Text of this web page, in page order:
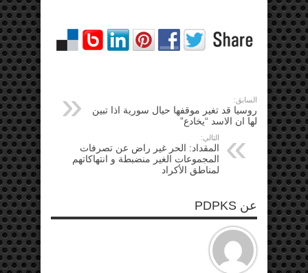
السابق:
روسيا قد تغير موقفها حيال سورية اذا تبين
لها ان الاسد “يخادع”
التالي:
المقداد: الحر غير راض عن تصرفات
المجموعات الغير منضبطة و انتهاكاتهم
لمناطق الأكراد
عن PDPKS